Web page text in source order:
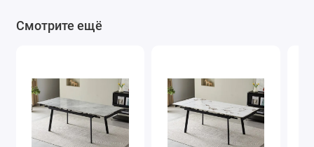
Смотрите ещё